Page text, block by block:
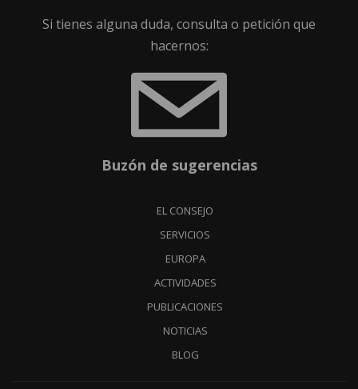
Si tienes alguna duda, consulta o petición que
hacernos:
Buzón de sugerencias
EL CONSEJO
SERVICIOS
EUROPA
ACTIVIDADES
PUBLICACIONES
NOTICIAS
BLOG